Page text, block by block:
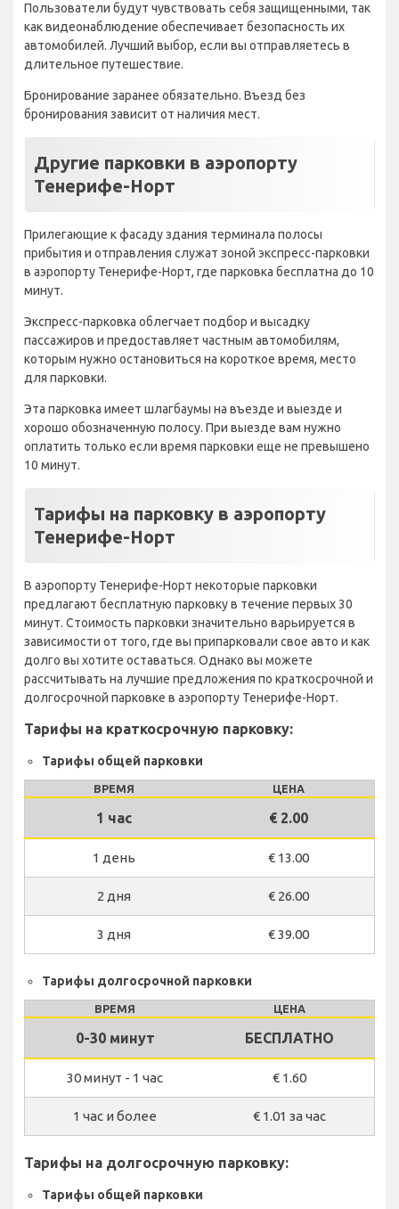
Пользователи будут чувствовать себя защищенными, так
как видеонаблюдение обеспечивает безопасность их
автомобилей. Лучший выбор, если вы отправляетесь в
длительное путешествие.
Бронирование заранее обязательно. Въезд без
бронирования зависит от наличия мест.
Другие парковки в аэропорту
Тенерифе-Норт
Прилегающие к фасаду здания терминала полосы
прибытия и отправления служат зоной экспресс-парковки
в аэропорту Тенерифе-Норт, где парковка бесплатна до 10
минут.
Экспресс-парковка облегчает подбор и высадку
пассажиров и предоставляет частным автомобилям,
которым нужно остановиться на короткое время, место
для парковки.
Эта парковка имеет шлагбаумы на въезде и выезде и
хорошо обозначенную полосу. При выезде вам нужно
оплатить только если время парковки еще не превышено
10 минут.
Тарифы на парковку в аэропорту
Тенерифе-Норт
В аэропорту Тенерифе-Норт некоторые парковки
предлагают бесплатную парковку в течение первых 30
минут. Стоимость парковки значительно варьируется в
зависимости от того, где вы припарковали свое авто и как
долго вы хотите оставаться. Однако вы можете
рассчитывать на лучшие предложения по краткосрочной и
долгосрочной парковке в аэропорту Тенерифе-Норт.
Тарифы на краткосрочную парковку:
Тарифы общей парковки
ВРЕМЯ ЦЕНА
1 час € 2.00
1 день € 13.00
2 дня € 26.00
3 дня € 39.00
Тарифы долгосрочной парковки
ВРЕМЯ ЦЕНА
0-30 минут БЕСПЛАТНО
30 минут - 1 час € 1.60
1 час и более € 1.01 за час
Тарифы на долгосрочную парковку:
Тарифы общей парковки